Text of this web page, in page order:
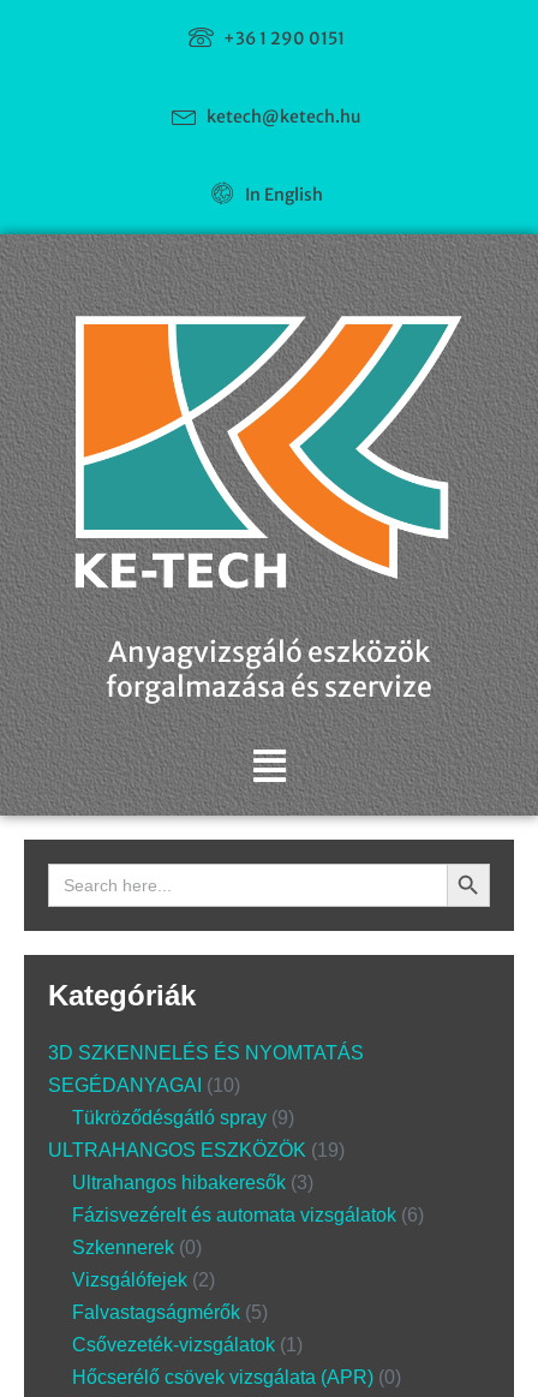
+36 1 290 0151
ketech@ketech.hu
In English
Anyagvizsgáló eszközök
forgalmazása és szervize
Search
for:
Search Button
Kategóriák
3D SZKENNELÉS ÉS NYOMTATÁS
SEGÉDANYAGAI
10
Tükröződésgátló spray 9
ULTRAHANGOS ESZKÖZÖK
19
Ultrahangos hibakeresők 3
Fázisvezérelt és automata vizsgálatok 6
Szkennerek 0
Vizsgálófejek 2
Falvastagságmérők 5
Csővezeték-vizsgálatok 1
Hőcserélő csövek vizsgálata (APR) 0